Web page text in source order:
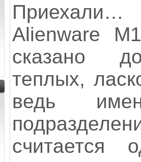
Alienware
сказано
теплых,
ведь
считается